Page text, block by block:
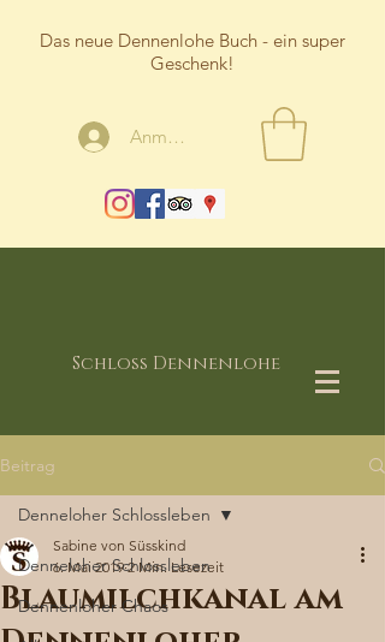
Das neue Dennenlohe Buch - ein super
Geschenk!
Anmelden
Schloss Dennenlohe
Beitrag
Denneloher Schlossleben
Dennenloher Chaos
Denneloher Schlossleben
Blaumilchkanal am
Sabine von Süsskind
6. Mai 2019 2 Min. Lesezeit